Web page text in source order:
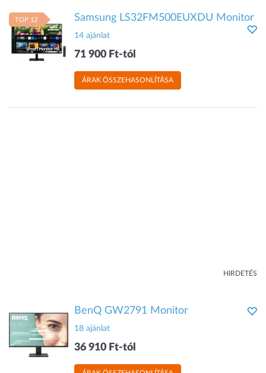
TOP 12 Samsung LS32FM500EUXDU Monitor
14 ajánlat
71 900 Ft-tól
ÁRAK ÖSSZEHASONLÍTÁSA
HIRDETÉS
BenQ GW2791 Monitor
18 ajánlat
36 910 Ft-tól